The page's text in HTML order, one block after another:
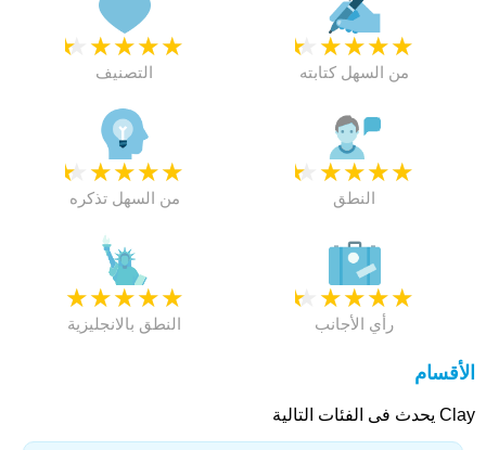
★
★
★
★
★
التصنيف
★
★
★
★
★
من السهل كتابته
★
★
★
★
★
من السهل تذكره
★
★
★
★
★
النطق
★
★
★
★
★
النطق بالانجليزية
★
★
★
★
★
رأي الأجانب
الأقسام
Clay يحدث فى الفئات التالية